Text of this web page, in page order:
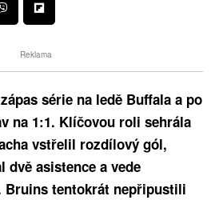
Reklama
série na ledě Buffala a po
na 1:1. Klíčovou roli sehrála
vstřelil rozdílový gól,
dvě asistence a vede
tentokrát nepřipustili